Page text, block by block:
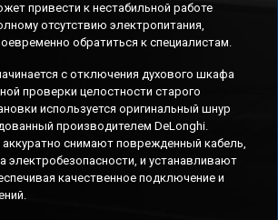
привести к нестабильной работе
отсутствию электропитания,
обратиться к специалистам.
с отключения духового шкафа
проверки целостности старого
используется оригинальный шнур
производителем DeLonghi.
снимают поврежденный кабель,
электробезопасности, и устанавливают
качественное подключение и